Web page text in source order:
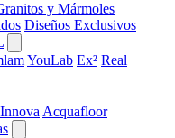
y Mármoles
Diseños Exclusivos
YouLab Ex² Real
Innova Acquafloor